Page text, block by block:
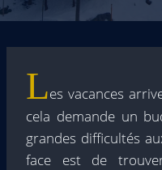
Les vacances
cela demande un
grandes difficultés
face est de